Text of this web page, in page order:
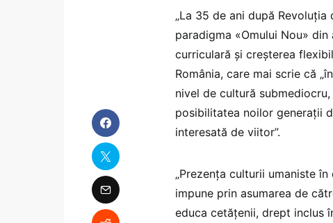
„La 35 de ani după
paradigma «Omului Nou»
curriculară și creșterea
România, care mai scrie că
nivel de cultură
posibilitatea noilor generații
interesată de viitor”.
„Prezența culturii umaniste
impune prin asumarea de
educa cetățenii, drept inclus